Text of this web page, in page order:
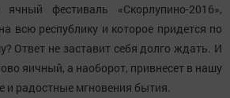
фестиваль «Скорлупино-2016»,
всю республику и которое придется по
Ответ не заставит себя долго ждать. И
яичный, а наоборот, привнесет в нашу
и радостные мгновения бытия.